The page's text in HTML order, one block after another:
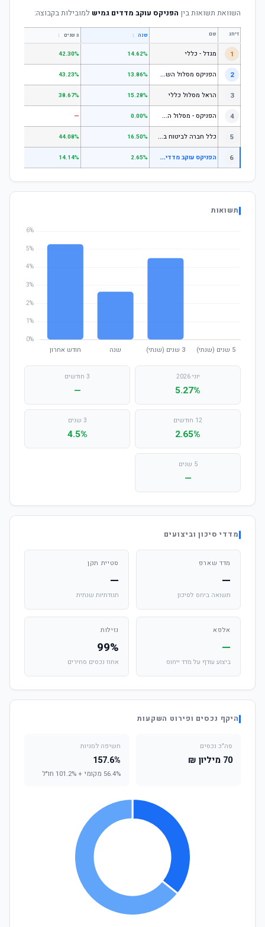
השוואת תשואות בין הפניקס עוקב מדדים גמיש למובילות בקבוצה:
דירוג שם שנה ↕ 3 שנים ↕
1 מגדל - כללי 14.62%
42.30%
2 ה
פניקס מסלול השקעה כללי 13.86%
43.23%
3 הראל מסלול כללי 15.28%
38.67%
4 ה
פניקס - מסלול השקעה בניהול אישי 0.00%
—
5 כ
לל חברה לביטוח בע"מ כללי 16.50%
44.08%
6 ה
פניקס עוקב מדדים גמיש 2.65%
14.14%
תשואות
יוני 2026
5.27%
3 חודשים
—
12 חודשים
2.65%
3 שנים
4.5%
5 שנים
—
מדדי סיכון וביצועים
מדד שארפ
—
תשואה ביחס לסיכון
סטיית תקן
—
תנודתיות שנתית
אלפא
—
ביצוע עודף על מדד ייחוס
נזילות
99%
אחוז נכסים סחירים
היקף נכסים ופירוט השקעות
סה"כ נכסים
70 מיליון ₪
חשיפה למניות
157.6%
56.4% מקומי + 101.2% חו"ל